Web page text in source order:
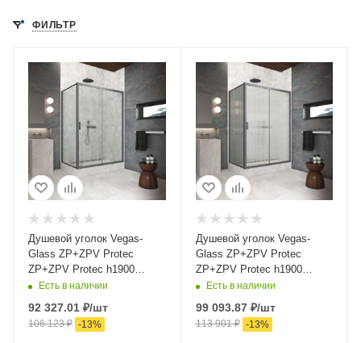
ФИЛЬТР
Душевой уголок Vegas-
Glass ZP+ZPV Protec
ZP+ZPV Protec h1900
145*75 06 02 145х75 стекло
вороненая сталь без
поддона
Есть в наличии
92 327.01 ₽/шт
106 123₽ -13%
Душевой уголок Vegas-
Glass ZP+ZPV Protec
ZP+ZPV Protec h1900
145*75 06 Moru 145х75
вороненая сталь без
поддона
Есть в наличии
99 093.87₽/шт
113 901₽ -13%